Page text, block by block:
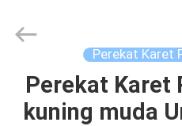
RUMAH
Adhesive
Products
Reserved.
Perekat Karet
Perekat Karet
kuning muda